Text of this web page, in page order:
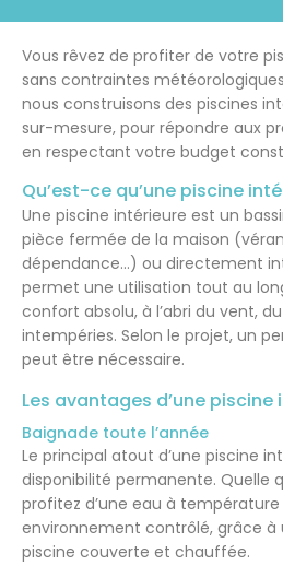
Vous rêvez de profiter de votre
sans contraintes
nous construisons des piscines
sur-mesure, pour répondre aux
en respectant votre budget
Qu’est-ce qu’une piscine
Une piscine intérieure est un
pièce fermée de la maison
dépendance…) ou directement
permet une utilisation tout au
confort absolu, à l’abri du vent,
intempéries. Selon le projet, un
peut être nécessaire.
Les avantages d’une piscine
Baignade toute l’année
Le principal atout d’une piscine
disponibilité permanente. Quelle
profitez d’une eau à température
environnement contrôlé, grâce à
piscine couverte et chauffée.